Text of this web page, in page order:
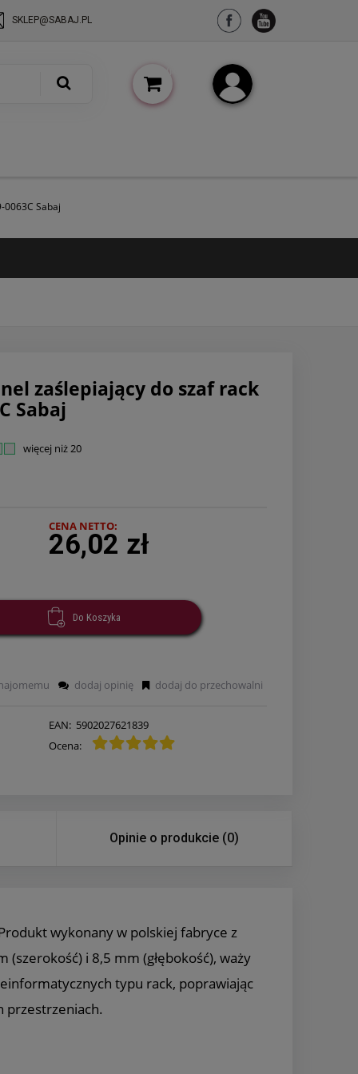
0063C Sabaj
SKLEP@SABAJ.PL
zaślepiający do szaf rack
Sabaj
więcej niż 20
CENA NETTO:
26,02 zł
Do Koszyka
EAN: 5902027621839
Ocena:
dodaj opinię dodaj do przechowalni
Opinie o produkcie (0)
wykonany w polskiej fabryce z
i 8,5 mm (głębokość), waży
typu rack, poprawiając
przestrzeniach.